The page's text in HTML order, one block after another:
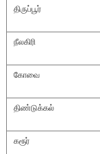
திருப்பூர்
நீலகிரி
கோவை
திண்டுக்கல்
கரூர்